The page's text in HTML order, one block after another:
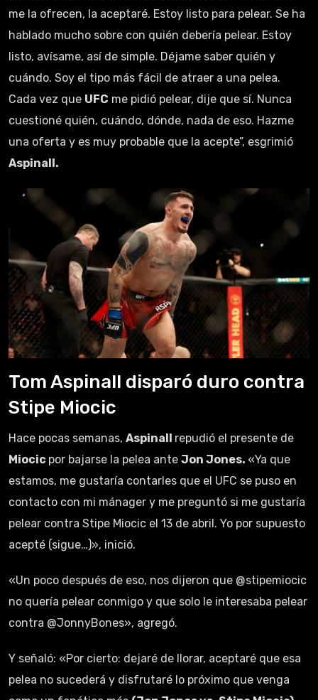
me la ofrecen, la aceptaré. Estoy listo para pelear. Se ha
hablado mucho sobre con quién debería pelear. Estoy
listo, avísame, así de simple. Déjame saber quién y
cuándo. Soy el tipo más fácil de atraer a una pelea.
Cada vez que UFC me pidió pelear, dije que sí. Nunca
cuestioné quién, cuándo, dónde, nada de eso. Hazme
una oferta y es muy probable que la acepte”, esgrimió
Aspinall.
Tom Aspinall disparó duro contra
Stipe Miocic
Hace pocas semanas, Aspinall repudió el presente de
Miocic por bajarse la pelea ante Jon Jones. «Ya que
estamos, me gustaría contarles que el UFC se puso en
contacto con mi mánager y me preguntó si me gustaría
pelear contra Stipe Miocic el 13 de abril. Yo por supuesto
acepté (sigue…)», inició.
«Un poco después de eso, nos dijeron que @stipemiocic
no quería pelear conmigo y que solo le interesaba pelear
contra @JonnyBones», agregó.
Y señaló: «Por cierto: dejaré de llorar, aceptaré que esa
pelea no sucederá y disfrutaré lo próximo que venga